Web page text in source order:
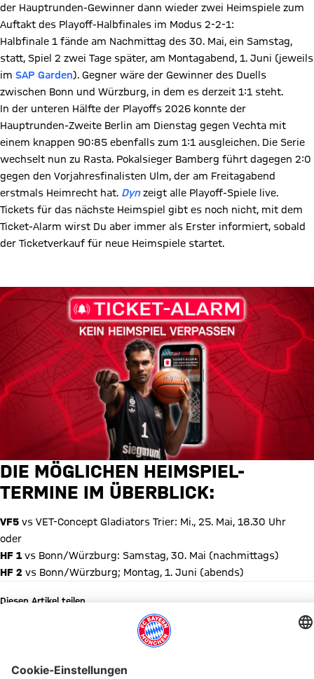
der Hauptrunden-Gewinner dann wieder zwei Heimspiele zum
Auftakt des Playoff-Halbfinales im Modus 2-2-1:
Halbfinale 1 fände am Nachmittag des 30. Mai, ein Samstag,
statt, Spiel 2 zwei Tage später, am Montagabend, 1. Juni (jeweils
im SAP Garden). Gegner wäre der Gewinner des Duells
zwischen Bonn und Würzburg, in dem es derzeit 1:1 steht.
In der unteren Hälfte der Playoffs 2026 konnte der
Hauptrunden-Zweite Berlin am Dienstag gegen Vechta mit
einem knappen 90:85 ebenfalls zum 1:1 ausgleichen. Die Serie
wechselt nun zu Rasta. Pokalsieger Bamberg führt dagegen 2:0
gegen den Vorjahresfinalisten Ulm, der am Freitagabend
erstmals Heimrecht hat. Dynzeigt alle Playoff-Spiele live.
Tickets für das nächste Heimspiel gibt es noch nicht, mit dem
Ticket-Alarm wirst Du aber immer als Erster informiert, sobald
der Ticketverkauf für neue Heimspiele startet.
DIE MÖGLICHEN HEIMSPIEL-
TERMINE IM ÜBERBLICK:
VF5 vs VET-Concept Gladiators Trier: Mi., 25. Mai, 18.30 Uhr
oder
HF 1vs Bonn/Würzburg: Samstag, 30. Mai (nachmittags)
HF 2 vs Bonn/Würzburg; Montag, 1. Juni (abends)
Diesen Artikel teilen